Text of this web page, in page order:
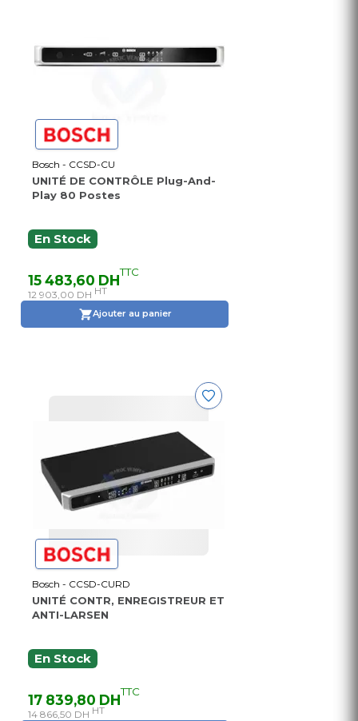
Bosch - CCSD-CU
UNITÉ DE CONTRÔLE Plug-And-
Play 80 Postes
En Stock
15 483,60 DHTTC
12 903,00 DH HT
Ajouter au panier
Bosch - CCSD-CURD
UNITÉ CONTR, ENREGISTREUR ET
ANTI-LARSEN
En Stock
17 839,80 DHTTC
14 866,50 DH HT